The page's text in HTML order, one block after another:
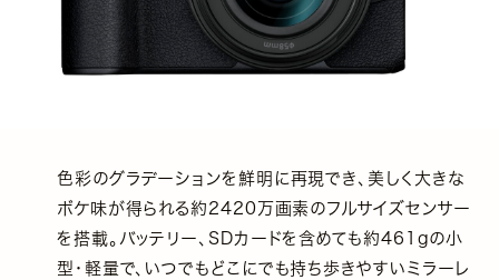
色彩のグラデーションを鮮明に再現でき、美しく大きな
ボケ味が得られる約2420万画素のフルサイズセンサー
を搭載。バッテリー、SDカードを含めても約461gの小
型・軽量で、いつでもどこにでも持ち歩きやすいミラーレ